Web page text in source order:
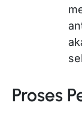
Proses